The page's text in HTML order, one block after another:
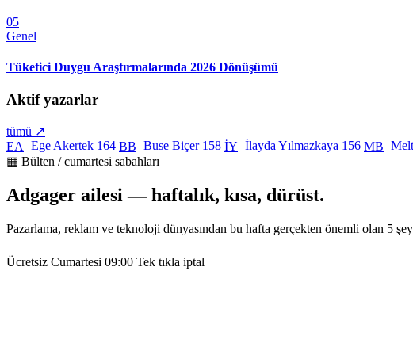
05
Genel
Tüketici Duygu Araştırmalarında 2026 Dönüşümü
Aktif yazarlar
tümü ↗
EA
Ege Akertek 164 BB Buse Biçer 158 İY İlayda Yılmazkaya 156 MB
▦ Bülten / cumartesi sabahları
Adgager ailesi — haftalık, kısa, dürüst.
Pazarlama, reklam ve teknoloji dünyasından bu hafta gerçekten önemli olan 5
Ücretsiz Cumartesi 09:00 Tek tıkla iptal